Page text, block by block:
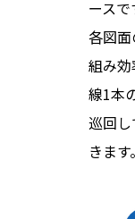
ースで
各図
組み効
線1本
巡回
きます。